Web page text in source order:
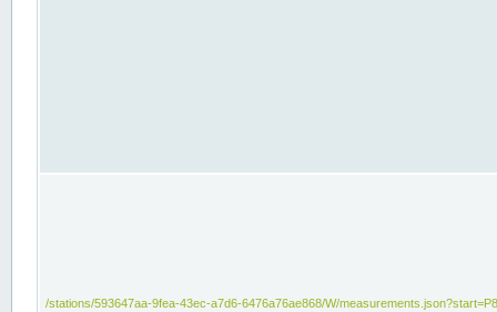
/stations/593647aa-9fea-43ec-a7d6-6476a76ae868/W/